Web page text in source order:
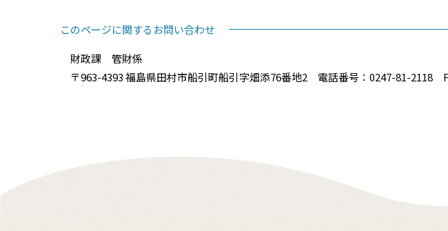
このページに関するお問い合わせ
財政課 管財係
〒963-4393 福島県田村市船引町船引字畑添76番地2 電話番号：0247-81-2118